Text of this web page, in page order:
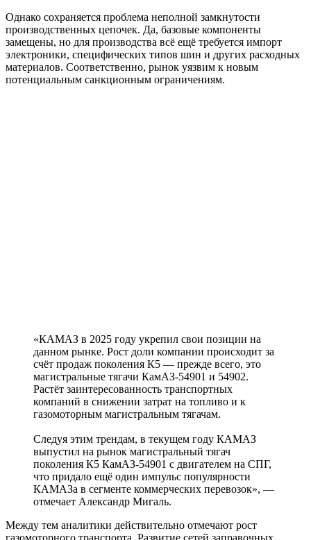
Однако сохраняется проблема неполной замкнутости
производственных цепочек. Да, базовые компоненты
замещены, но для производства всё ещё требуется импорт
электроники, специфических типов шин и других расходных
материалов. Соответственно, рынок уязвим к новым
потенциальным санкционным ограничениям.
«КАМАЗ в 2025 году укрепил свои позиции на
данном рынке. Рост доли компании происходит за
счёт продаж поколения К5 ― прежде всего, это
магистральные тягачи КамАЗ-54901 и 54902.
Растёт заинтересованность транспортных
компаний в снижении затрат на топливо и к
газомоторным магистральным тягачам.
Следуя этим трендам, в текущем году КАМАЗ
выпустил на рынок магистральный тягач
поколения К5 КамАЗ-54901 с двигателем на СПГ,
что придало ещё один импульс популярности
КАМАЗа в сегменте коммерческих перевозок», ―
отмечает Александр Мигаль.
Между тем аналитики действительно отмечают рост
газомоторного транспорта. Развитие сетей заправочных